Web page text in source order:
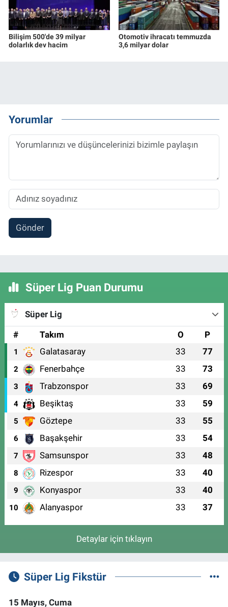
Bilişim 500'de 39 milyar
dolarlık dev hacim
Otomotiv ihracatı temmuzda
3,6 milyar dolar
Yorumlar
Gönder
Süper Lig Puan Durumu
Süper Lig
#
Takım O P
1 Galatasaray 33 77
2 Fenerbahçe 33 73
3 Trabzonspor 33 69
4 Beşiktaş 33 59
5 Göztepe 33 55
6 Başakşehir 33 54
7 Samsunspor 33 48
8 Rizespor 33 40
9 Konyaspor 33 40
10 Alanyaspor 33 37
Detaylar için tıklayın
Süper Lig Fikstür
15 Mayıs, Cuma